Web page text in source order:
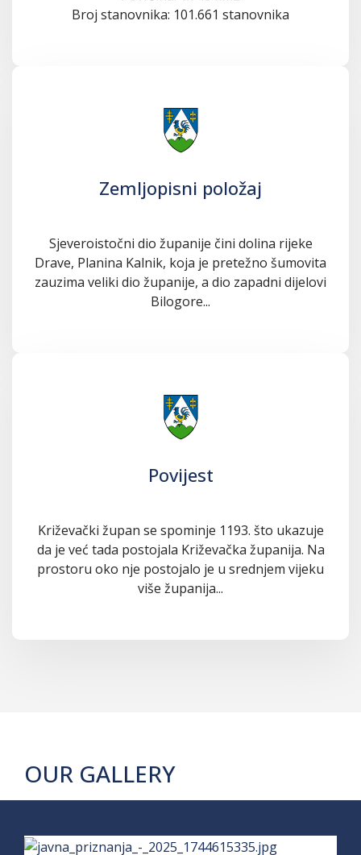
Broj stanovnika: 101.661 stanovnika
Zemljopisni položaj
Sjeveroistočni dio županije čini dolina rijeke
Drave, Planina Kalnik, koja je pretežno šumovita
zauzima veliki dio županije, a dio zapadni dijelovi
Bilogore...
Povijest
Križevački župan se spominje 1193. što ukazuje
da je već tada postojala Križevačka županija. Na
prostoru oko nje postojalo je u srednjem vijeku
više županija...
OUR GALLERY